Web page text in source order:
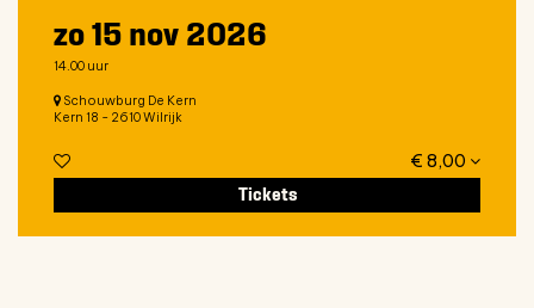
zo 15 nov 2026
14.00 uur
Schouwburg De Kern
Kern 18 - 2610 Wilrijk
€ 8,00
Tickets